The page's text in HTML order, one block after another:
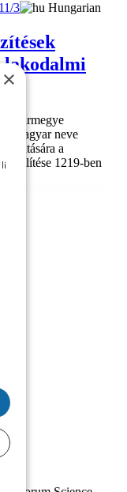
3 Hungarian
lakodalmi
vármegye
magyar neve
hatására a
említése 1219-ben
×